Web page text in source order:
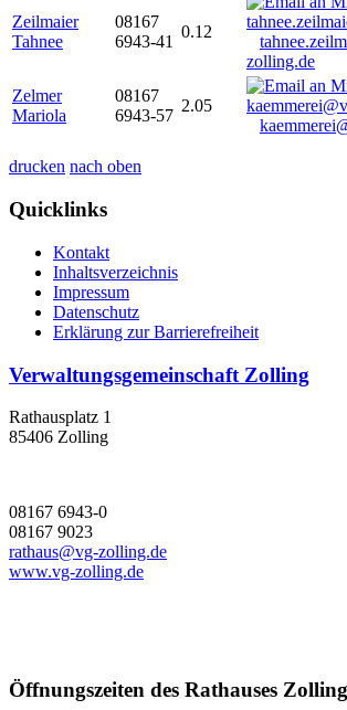
Zeilmaier
Tahnee
08167
6943-41
0.12
zolling.de
Zelmer
Mariola
08167
6943-57
2.05
drucken nach oben
Quicklinks
Kontakt
Inhaltsverzeichnis
Impressum
Datenschutz
Erklärung zur Barrierefreiheit
Verwaltungsgemeinschaft Zolling
Rathausplatz 1
85406 Zolling
08167 6943-0
08167 9023
rathaus@vg-zolling.de
www.vg-zolling.de
Öffnungszeiten des Rathauses Zolling